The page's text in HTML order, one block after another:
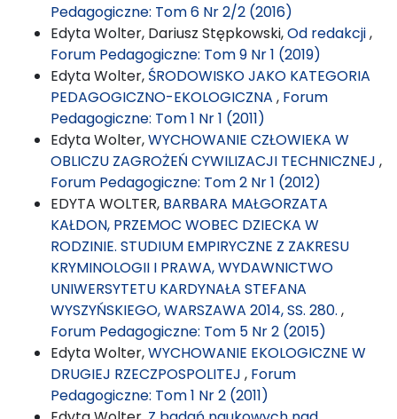
Pedagogiczne: Tom 6 Nr 2/2 (2016)
Edyta Wolter, Dariusz Stępkowski,Od redakcji,
Forum Pedagogiczne: Tom 9 Nr 1 (2019)
Edyta Wolter, ŚRODOWISKO JAKO KATEGORIA
PEDAGOGICZNO-EKOLOGICZNA , Forum
Pedagogiczne: Tom 1 Nr 1 (2011)
Edyta Wolter,WYCHOWANIE CZŁOWIEKA W
OBLICZU ZAGROŻEŃ CYWILIZACJI TECHNICZNEJ ,
Forum Pedagogiczne: Tom 2 Nr 1 (2012)
EDYTA WOLTER, BARBARA MAŁGORZATA
KAŁDON, PRZEMOC WOBEC DZIECKA W
RODZINIE. STUDIUM EMPIRYCZNE Z ZAKRESU
KRYMINOLOGII I PRAWA, WYDAWNICTWO
UNIWERSYTETU KARDYNAŁA STEFANA
WYSZYŃSKIEGO, WARSZAWA 2014, SS. 280. ,
Forum Pedagogiczne: Tom 5 Nr 2 (2015)
Edyta Wolter,WYCHOWANIE EKOLOGICZNE W
DRUGIEJ RZECZPOSPOLITEJ , Forum
Pedagogiczne: Tom 1 Nr 2 (2011)